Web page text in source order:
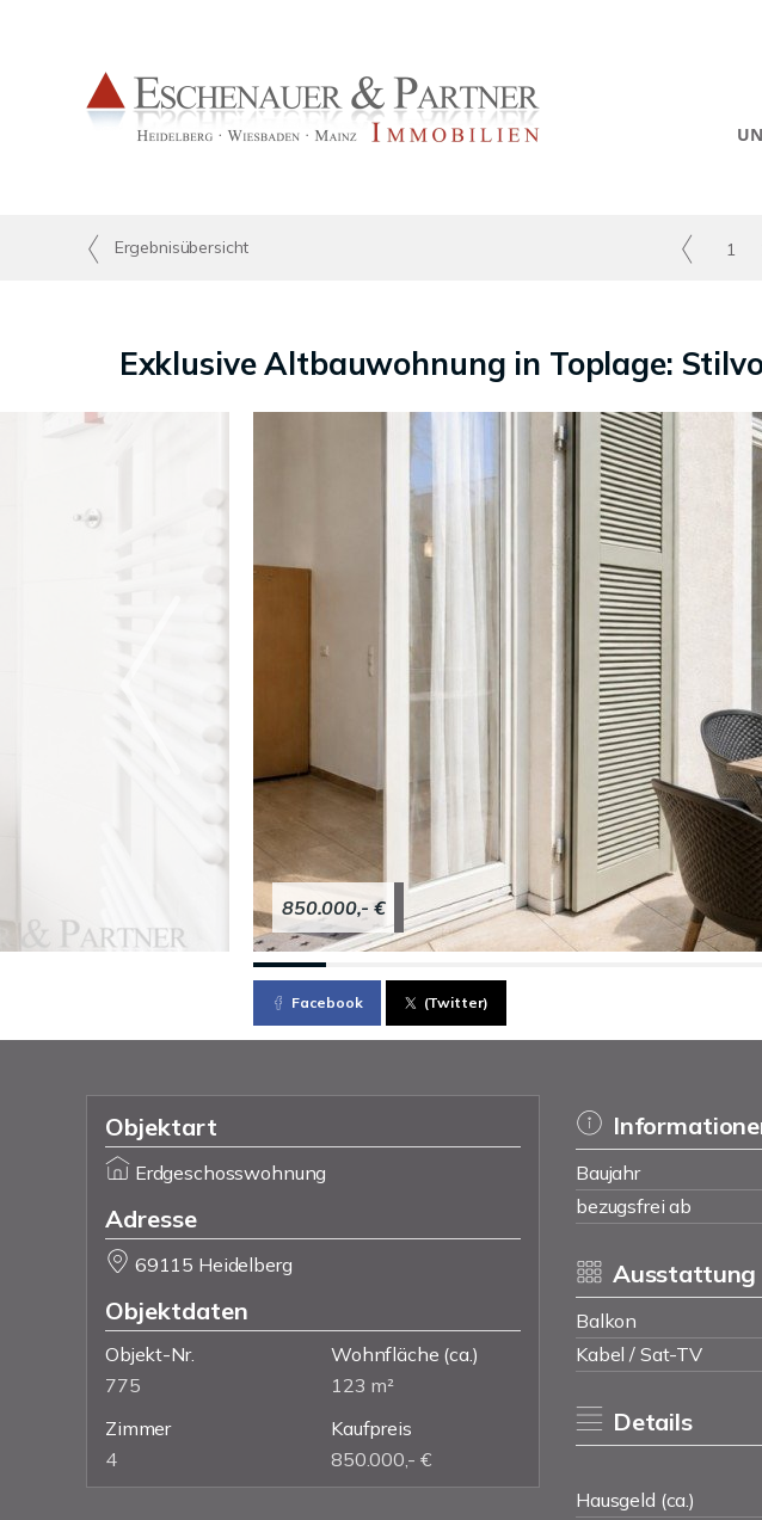
Ergebnisübersicht 1
Exklusive Altbauwohnung in Toplage:
850.000,- €
Facebook (Twitter)
Objektart
Erdgeschosswohnung
Adresse
69115 Heidelberg
Objektdaten
Objekt-Nr.
775
Wohnfläche (ca.)
123 m²
Zimmer
4
Kaufpreis
850.000,- €
Baujahr
bezugsfrei ab
Ausstattung
Balkon
Kabel / Sat-TV
Details
Hausgeld (ca.)